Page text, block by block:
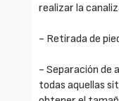
realizar la
- Retirada de
- Separación de
todas aquellas